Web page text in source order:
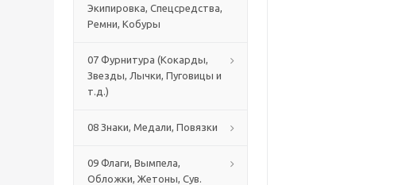
Экипировка, Спецсредства,
Ремни, Кобуры
07 Фурнитура (Кокарды,
Звезды, Лычки, Пуговицы и
т.д.)
08 Знаки, Медали, Повязки
09 Флаги, Вымпела,
Обложки, Жетоны, Сув.